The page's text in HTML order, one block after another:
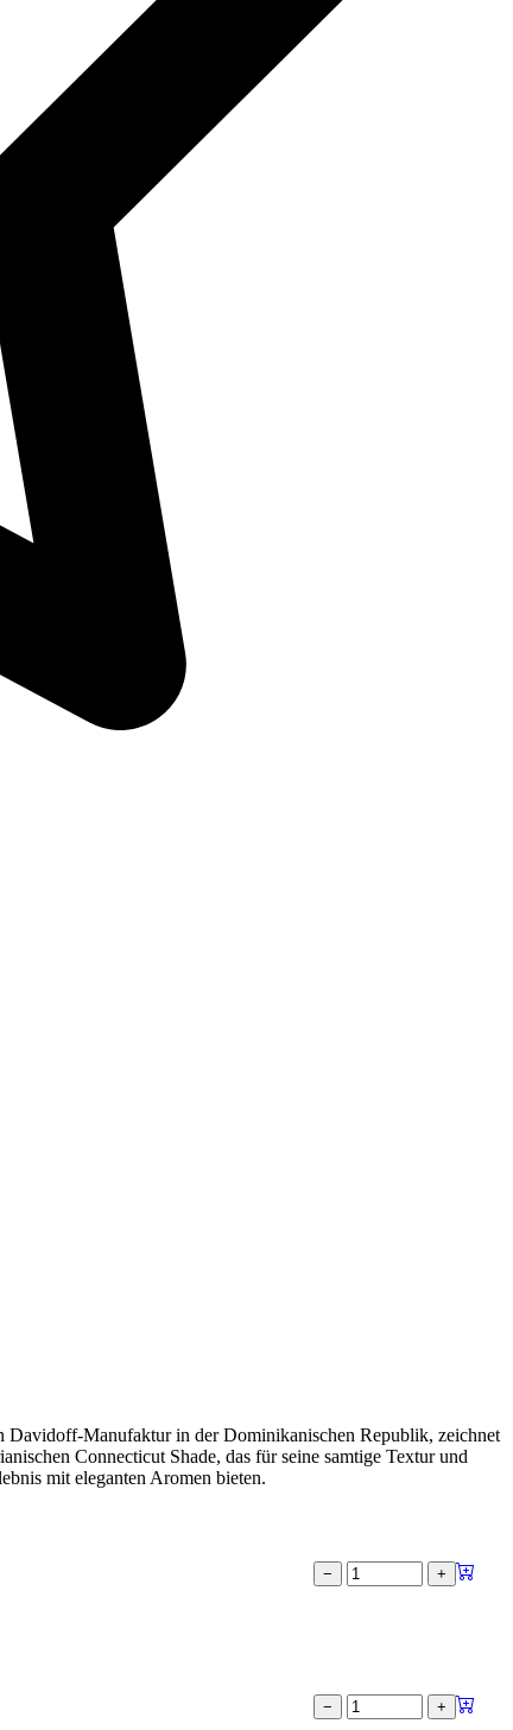
Davidoff-Manufaktur in der Dominikanischen Republik, zeichnet
Connecticut Shade, das für seine samtige Textur und
mit eleganten Aromen bieten.
− +
− +